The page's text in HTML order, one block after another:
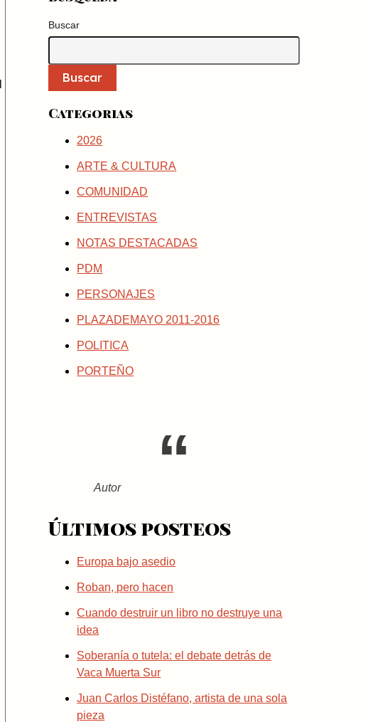
Buscar
Buscar
Categorias
2026
ARTE & CULTURA
COMUNIDAD
ENTREVISTAS
NOTAS DESTACADAS
PDM
PERSONAJES
PLAZADEMAYO 2011-2016
POLITICA
PORTEÑO
Autor
Últimos posteos
Europa bajo asedio
Roban, pero hacen
Cuando destruir un libro no destruye una
idea
Soberanía o tutela: el debate detrás de
Vaca Muerta Sur
Juan Carlos Distéfano, artista de una sola
pieza